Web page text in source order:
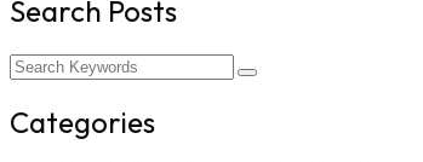
Search Posts
Categories